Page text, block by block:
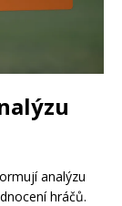
analýzu
hráčů.